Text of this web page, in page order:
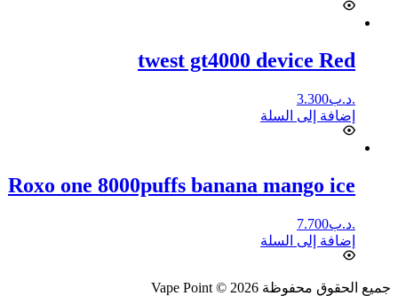
twest gt4000 device Red
.د.ب3.300
إضافة إلى السلة
Roxo one 8000puffs banana mango ice
.د.ب7.700
إضافة إلى السلة
جميع الحقوق محفوظة Vape Point © 2026